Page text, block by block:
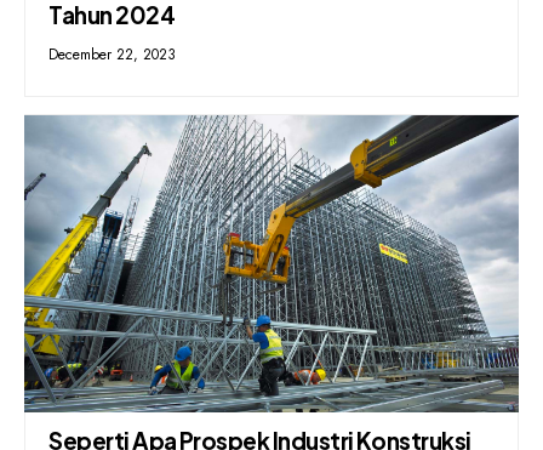
Tahun 2024
December 22, 2023
Seperti Apa Prospek Industri Konstruksi